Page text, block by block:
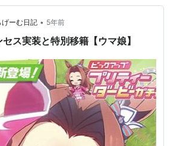
ーむ日記 • 5年前
ス実装と特別移籍【ウマ娘】